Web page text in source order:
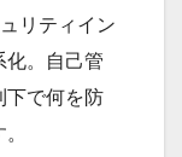
リティイン
化。自己管
下で何を防